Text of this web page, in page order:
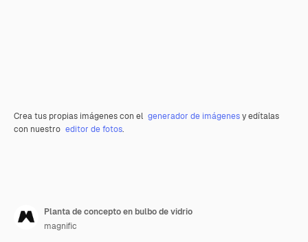
Crea tus propias imágenes con el generador de imágenesy edítalas
con nuestro editor de fotos.
Planta de concepto en bulbo de vidrio
magnific